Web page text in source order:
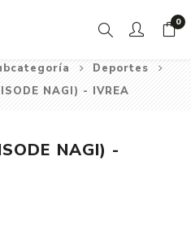
0
Deportes
NAGI) - IVREA
NAGI) -